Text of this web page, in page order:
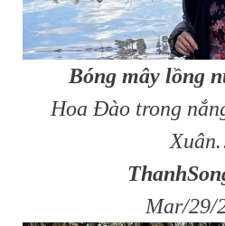
Bóng mây lồng
Hoa Đào trong
Mar/29/